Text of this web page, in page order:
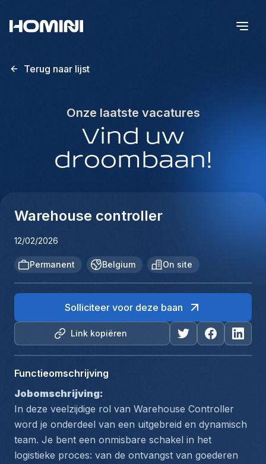
Terug naar lijst
Onze laatste vacatures
Vind uw
droombaan!
Warehouse controller
12/02/2026
Permanent Belgium On site
Link kopiëren
Solliciteer voor deze baan
Functieomschrijving
Jobomschrijving:
In deze veelzijdige rol van Warehouse Controller
word je onderdeel van een uitgebreid en dynamisch
team. Je bent een onmisbare schakel in het
logistieke proces: van de ontvangst van goederen